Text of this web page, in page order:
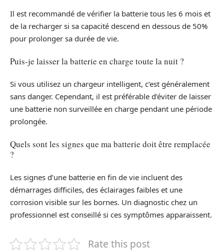
Il est recommandé de vérifier la batterie tous les 6 mois et
de la recharger si sa capacité descend en dessous de 50%
pour prolonger sa durée de vie.
Puis-je laisser la batterie en charge toute la nuit ?
Si vous utilisez un chargeur intelligent, c’est généralement
sans danger. Cependant, il est préférable d’éviter de laisser
une batterie non surveillée en charge pendant une période
prolongée.
Quels sont les signes que ma batterie doit être remplacée
?
Les signes d’une batterie en fin de vie incluent des
démarrages difficiles, des éclairages faibles et une
corrosion visible sur les bornes. Un diagnostic chez un
professionnel est conseillé si ces symptômes apparaissent.
Rate this post